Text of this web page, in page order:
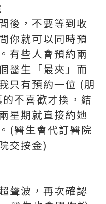
後，不要等到收
你就可以同時預
有些人會預約兩
醫生「最夾」而
只有預約一位 (朋
不喜歡才換，結
星期就直接約她
(醫生會代訂醫院
交按金)
聲波，再次確認